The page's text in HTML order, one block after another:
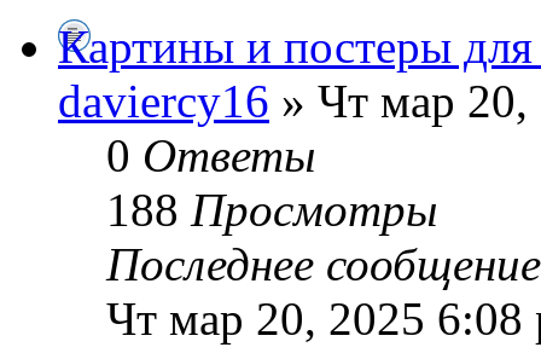
Картины и постеры
daviercy16 » Чт мар
0 Ответы
188 Просмотры
Последнее
Чт мар 20, 2025 6:08